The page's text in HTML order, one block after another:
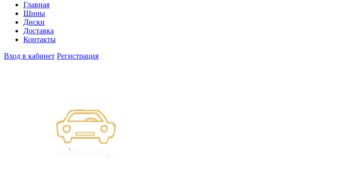
Главная
Шины
Диски
Доставка
Контакты
Вход в кабинет Регистрация